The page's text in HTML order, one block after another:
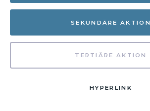
SEKUNDÄRE AKTION
TERTIÄRE AKTION
HYPERLINK